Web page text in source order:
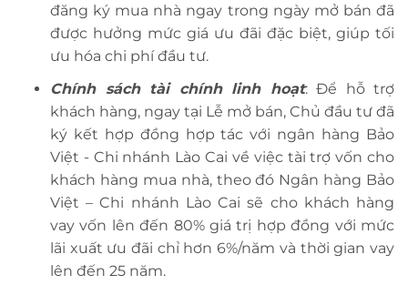
đăng ký mua nhà ngay trong ngày mở bán đã
được hưởng mức giá ưu đãi đặc biệt, giúp tối
ưu hóa chi phí đầu tư.
Chính sách tài chính linh hoạt: Để hỗ trợ
khách hàng, ngay tại Lễ mở bán, Chủ đầu tư đã
ký kết hợp đồng hợp tác với ngân hàng Bảo
Việt - Chi nhánh Lào Cai về việc tài trợ vốn cho
khách hàng mua nhà, theo đó Ngân hàng Bảo
Việt – Chi nhánh Lào Cai sẽ cho khách hàng
vay vốn lên đến 80% giá trị hợp đồng với mức
lãi xuất ưu đãi chỉ hơn 6%/năm và thời gian vay
lên đến 25 năm.